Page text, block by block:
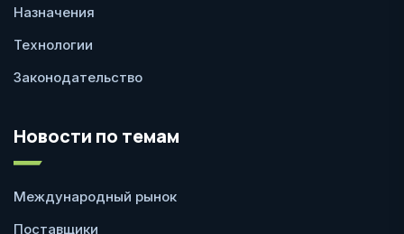
Назначения
Технологии
Законодательство
Новости по темам
Международный рынок
Поставщики